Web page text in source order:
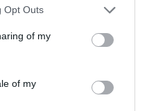
uses one or more Google
behaviour. You may click to
and its third-party tags to
purposes in below Google
Opt Outs
of my
of my